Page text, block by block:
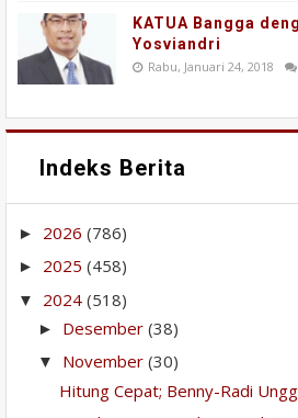
KATUA Bangga
Yosviandri
Rabu, Januari 24, 2018
Indeks Berita
► 2026 (786)
► 2025 (458)
▼ 2024 (518)
► Desember (38)
▼ November (30)
Hitung Cepat; Benny-Radi